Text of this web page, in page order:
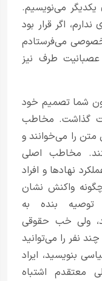
یکدیگر می‌نویسیم.
اگر قرار بود
خصوصی می‌فرستادم
طرف نیز
شما تصمیم خود
وقت گذاشت. مخاطب
متن را می‌خوانند و
مخاطب اصلی
نهاد‌ها و افراد
واکنش نشان
توصیه بنده به
ولی خب حقوقی
نفر را می‌توانید
بنویسید، ایراد
معتقدم اشتباه